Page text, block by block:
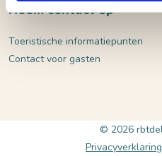
Neem contact op
Toeristische informatiepunten
Contact voor gasten
© 2026
Privacyverklaring